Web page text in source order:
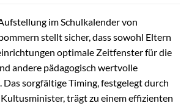
im Schulkalender von
stellt sicher, dass sowohl Eltern
optimale Zeitfenster für die
andere pädagogisch wertvolle
sorgfältige Timing, festgelegt durch
trägt zu einem effizienten